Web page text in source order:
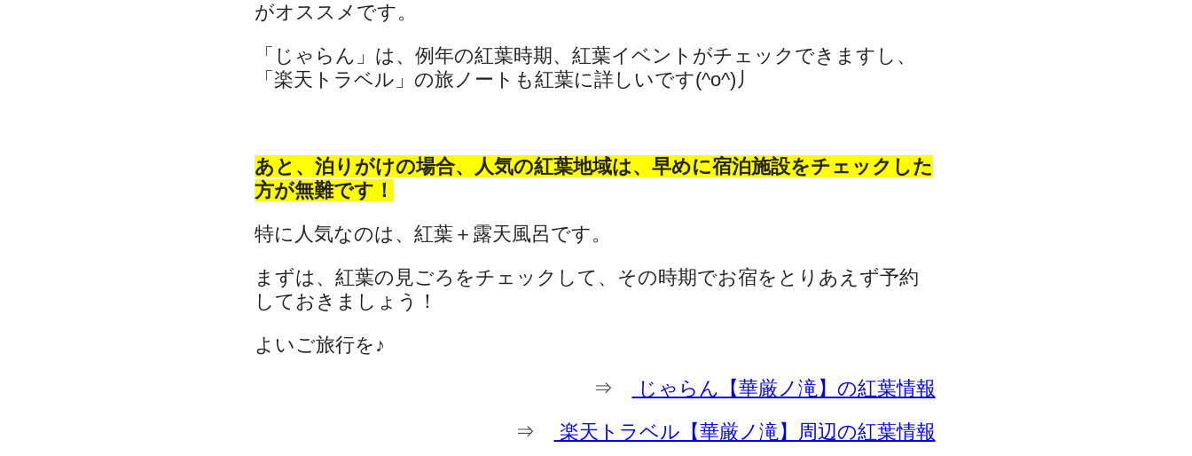
がオススメです。
「じゃらん」は、例年の紅葉時期、紅葉イベントがチェックできますし、
「楽天トラベル」の旅ノートも紅葉に詳しいです(^o^)丿
あと、泊りがけの場合、人気の紅葉地域は、早めに宿泊施設をチェックした
方が無難です！
特に人気なのは、紅葉＋露天風呂です。
まずは、紅葉の見ごろをチェックして、その時期でお宿をとりあえず予約
しておきましょう！
よいご旅行を♪
⇒
じゃらん【華厳ノ滝】の紅葉情報
⇒
楽天トラベル【華厳ノ滝】周辺の紅葉情報